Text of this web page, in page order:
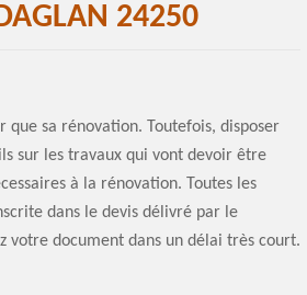
24250
sa rénovation. Toutefois, disposer
sur les travaux qui vont devoir être
à la rénovation. Toutes les
dans le devis délivré par le
votre document dans un délai très court.